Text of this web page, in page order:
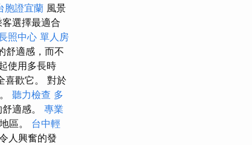
胞證宜蘭 風景
選擇最適合
照中心 單人房
舒適感，而不
使用多長時
喜歡它。 對於
聽力檢查 多
適感。 專業
區。 台中輕
人興奮的發